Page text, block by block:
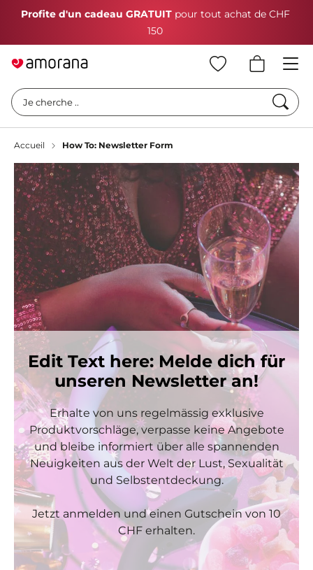
Profite d'un cadeau GRATUITpour tout achat de CHF
150
Je cherche ..
Accueil How To: Newsletter Form
Edit Text here: Melde dich für
unseren Newsletter an!
Erhalte von uns regelmässig exklusive
Produktvorschläge, verpasse keine Angebote
und bleibe informiert über alle spannenden
Neuigkeiten aus der Welt der Lust, Sexualität
und Selbstentdeckung.
Jetzt anmelden und einen Gutschein von 10
CHF erhalten.